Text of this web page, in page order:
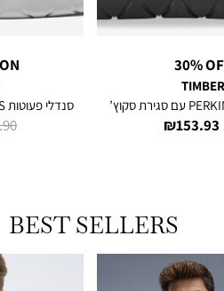
30%
מחיר
153.93 ₪
סנדלי פעוטות PERKINS סגירת סקוץ- ירוק אפור
₪
BEST SELLERS